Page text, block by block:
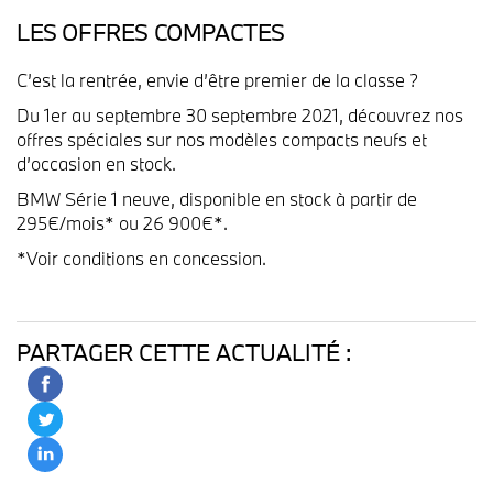
LES OFFRES COMPACTES
C’est la rentrée, envie d’être premier de la classe ?
Du 1er au septembre 30 septembre 2021, découvrez nos
offres spéciales sur nos modèles compacts neufs et
d’occasion en stock.
BMW Série 1 neuve, disponible en stock à partir de
295€/mois* ou 26 900€*.
*Voir conditions en concession.
PARTAGER CETTE ACTUALITÉ :